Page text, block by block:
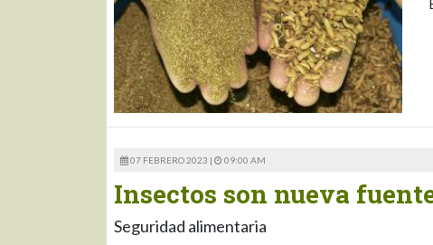
07 FEBRERO 2023 | 09:00 AM
Insectos son nueva
Seguridad alimentaria